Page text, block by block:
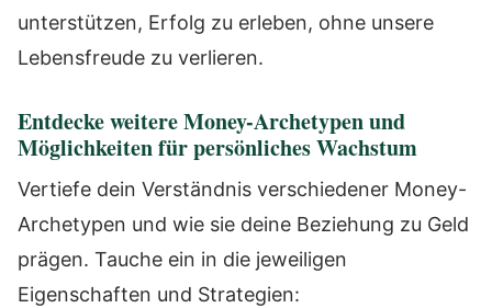
unterstützen, Erfolg zu erleben, ohne unsere
Lebensfreude zu verlieren.
Entdecke weitere Money-Archetypen und
Möglichkeiten für persönliches Wachstum
Vertiefe dein Verständnis verschiedener Money-
Archetypen und wie sie deine Beziehung zu Geld
prägen. Tauche ein in die jeweiligen
Eigenschaften und Strategien: